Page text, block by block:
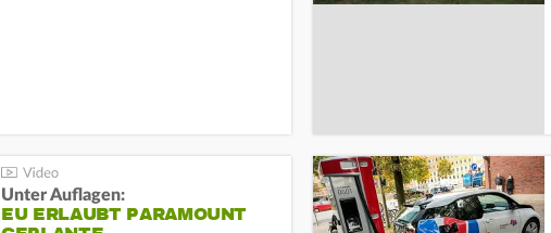
Unter Auflagen:
EU ERLAUBT PARAMOUNT